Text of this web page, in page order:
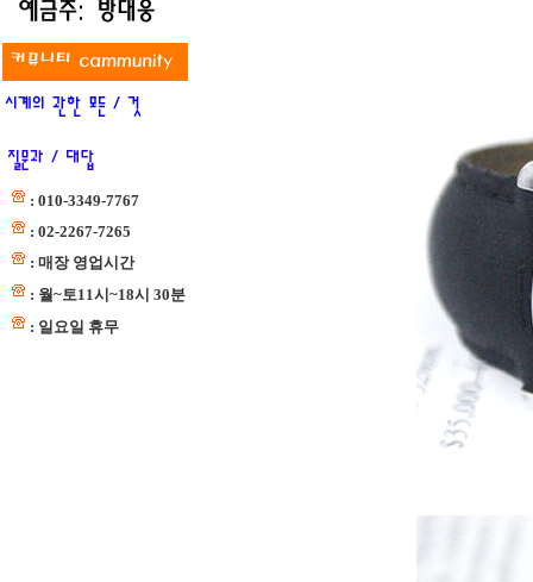
: 010-3349-7767
: 02-2267-7265
: 매장 영업시간
: 월~토11시~18시 30분
: 일요일 휴무